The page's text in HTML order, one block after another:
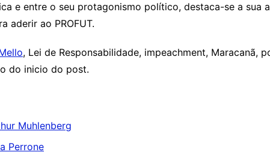
e entre o seu protagonismo político, destaca-se a sua
aderir ao PROFUT.
, Lei de Responsabilidade, impeachment, Maracanã,
do inicio do post.
Muhlenberg
Perrone